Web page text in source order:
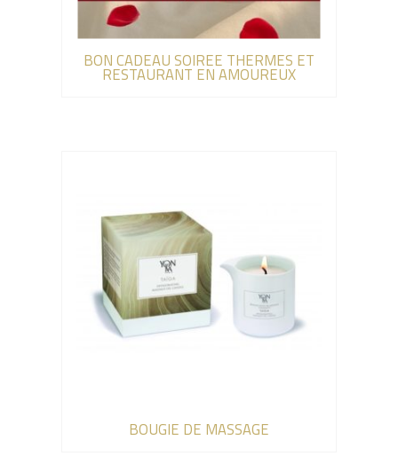
BON CADEAU SOIREE THERMES ET
RESTAURANT EN AMOUREUX
BOUGIE DE MASSAGE